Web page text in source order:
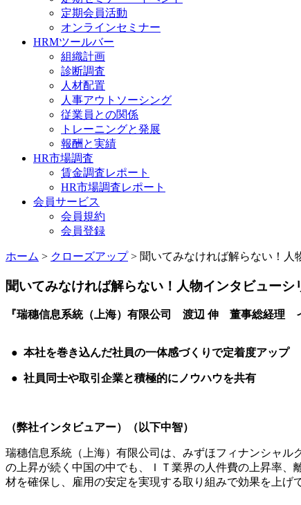
定期会員活動
オンラインセミナー
HRMツールバー
組織計画
診断調査
人材配置
人事アウトソーシング
従業員との関係
トレーニングと発展
報酬と実績
HR市場調査
賃金調査レポート
HR市場調査レポート
会員サービス
会員規約
会員登録
ホーム > クローズアップ> 聞いてみなければ解らない！
聞いてみなければ解らない！人物インタビュー
『瑞穗信息系統（上海）有限公司 渡辺 伸 董事総経理
● 本社を巻き込んだ社員の一体感づくりで定着度アップ
● 社員同士や取引企業と積極的にノウハウを共有
（弊社インタビュアー）（以下中智）
瑞穗信息系統（上海）有限公司は、みずほフィナンシャ
の上昇が続く中国の中でも、ＩＴ業界の人件費の上昇率
材を確保し、雇用の安定を実現する取り組みで効果を上げ